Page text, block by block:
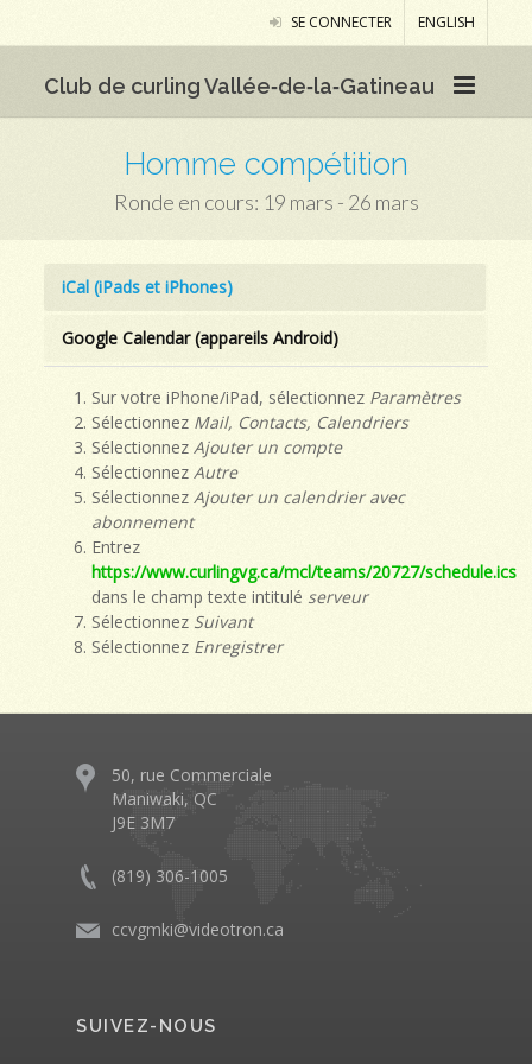
SE CONNECTER ENGLISH
Club de curling Vallée‑de‑la‑Gatineau
Homme compétition
Ronde en cours: 19 mars - 26 mars
iCal (iPads et iPhones)
Google Calendar (appareils Android)
Sur votre iPhone/iPad, sélectionnez Paramètres
Sélectionnez Mail, Contacts, Calendriers
SélectionnezAjouter un compte
SélectionnezAutre
SélectionnezAjouter un calendrier avec
abonnement
Entrez
https://www.curlingvg.ca/mcl/teams/20727/schedule.ics
dans le champ texte intitulé serveur
Sélectionnez Suivant
Sélectionnez Enregistrer
50, rue Commerciale
Maniwaki, QC
J9E 3M7
(819) 306-1005
ccvgmki@videotron.ca
SUIVEZ-NOUS